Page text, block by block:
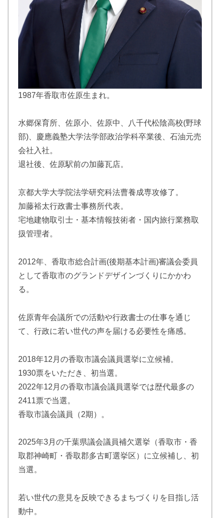
1987年香取市佐原生まれ。
水郷保育所、佐原小、佐原中、八千代松陰高校(野球
部)、慶應義塾大学法学部政治学科卒業後、石油元売
会社入社。
退社後、佐原駅前の加藤瓦店。
京都大学大学院法学研究科法曹養成専攻修了。
加藤裕太行政書士事務所代表。
宅地建物取引士・基本情報技術者・国内旅行業務取
扱管理者。
2012年、香取市総合計画(後期基本計画)審議会委員
として香取市のグランドデザインづくりにかかわ
る。
佐原青年会議所での活動や行政書士の仕事を通じ
て、行政に若い世代の声を届ける必要性を痛感。
2018年12月の香取市議会議員選挙に立候補。
1930票をいただき、初当選。
2022年12月の香取市議会議員選挙では歴代最多の
2411票で当選。
香取市議会議員（2期）。
2025年3月の千葉県議会議員補欠選挙（香取市・香
取郡神崎町・香取郡多古町選挙区）に立候補し、初
当選。
若い世代の意見を反映できるまちづくりを目指し活
動中。